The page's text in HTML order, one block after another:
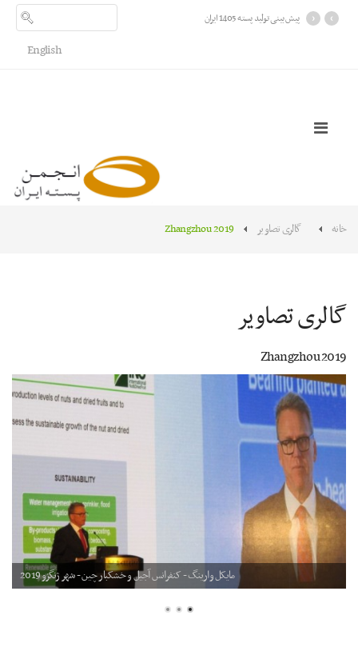
پیش بینی تولید پسته 1405 ایران ›
‹
English
خانه گالری تصاویر Zhangzhou 2019
گالری تصاویر
Zhangzhou 2019
مایکل وارینگ - کنفرانس آجیل و خشکبار چین - شهر ژنگژو 2019